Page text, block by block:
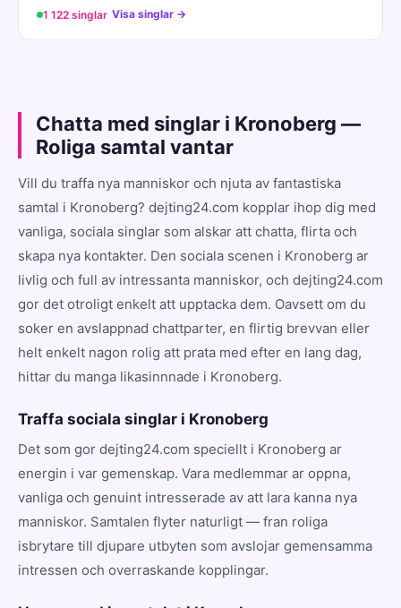
1 122 singlar Visa singlar →
Chatta med singlar i Kronoberg —
Roliga samtal vantar
Vill du traffa nya manniskor och njuta av fantastiska
samtal i Kronoberg? dejting24.com kopplar ihop dig med
vanliga, sociala singlar som alskar att chatta, flirta och
skapa nya kontakter. Den sociala scenen i Kronoberg ar
livlig och full av intressanta manniskor, och dejting24.com
gor det otroligt enkelt att upptacka dem. Oavsett om du
soker en avslappnad chattparter, en flirtig brevvan eller
helt enkelt nagon rolig att prata med efter en lang dag,
hittar du manga likasinnnade i Kronoberg.
Traffa sociala singlar i Kronoberg
Det som gor dejting24.com speciellt i Kronoberg ar
energin i var gemenskap. Vara medlemmar ar oppna,
vanliga och genuint intresserade av att lara kanna nya
manniskor. Samtalen flyter naturligt — fran roliga
isbrytare till djupare utbyten som avslojar gemensamma
intressen och overraskande kopplingar.